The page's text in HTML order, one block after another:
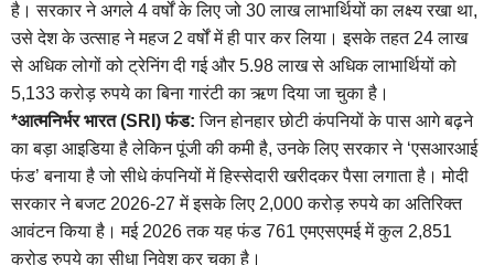
है। सरकार ने अगले 4 वर्षों के लिए जो 30 लाख लाभार्थियों का लक्ष्य रखा था,
उसे देश के उत्साह ने महज 2 वर्षों में ही पार कर लिया। इसके तहत 24 लाख
से अधिक लोगों को ट्रेनिंग दी गई और 5.98 लाख से अधिक लाभार्थियों को
5,133 करोड़ रुपये का बिना गारंटी का ऋण दिया जा चुका है।
*आत्मनिर्भर भारत (SRI) फंड: जिन होनहार छोटी कंपनियों के पास आगे बढ़ने
का बड़ा आइडिया है लेकिन पूंजी की कमी है, उनके लिए सरकार ने ‘एसआरआई
फंड’ बनाया है जो सीधे कंपनियों में हिस्सेदारी खरीदकर पैसा लगाता है। मोदी
सरकार ने बजट 2026-27 में इसके लिए 2,000 करोड़ रुपये का अतिरिक्त
आवंटन किया है। मई 2026 तक यह फंड 761 एमएसएमई में कुल 2,851
करोड़ रुपये का सीधा निवेश कर चुका है।